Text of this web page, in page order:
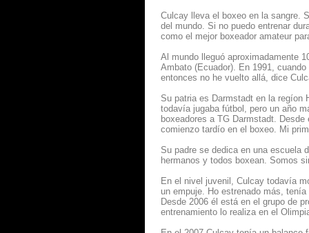
Culcay lleva el boxeo en la sangre.
del mundo. Si no puedo entrenar
como el mejor boxeador amateur
Al mundo lleguó aproximadamente
Ambato (Ecuador). En 1991,
entonces no he vuelto allá, dice
Su patria es Darmstadt en la regíon
todavía jugaba fútbol, pero un año
boxeadores a TG Darmstadt.
comienzo tardío en el boxeo. Mi
Su padre se dedica en una escuela
hermanos y todos boxean. Somos
En el nivel juvenil, Culcay todavía
un empuje. Ho estrenado más,
Desde 2006 él está en el grupo de
entrenamiento lo realiza en el